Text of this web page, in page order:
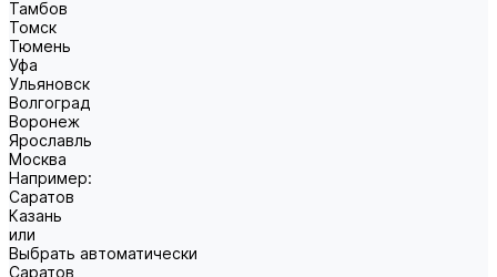
Тамбов
Томск
Тюмень
Уфа
Ульяновск
Волгоград
Воронеж
Ярославль
Москва
Например:
Саратов
Казань
или
Выбрать автоматически
Саратов